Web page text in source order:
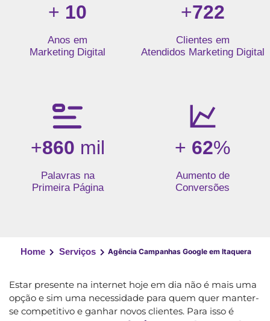
+ 10
Anos em
Marketing Digital
+722
Clientes em
Atendidos Marketing Digital
+860 mil
Palavras na
Primeira Página
+ 62%
Aumento de
Conversões
Home Serviços Agência Campanhas Google em Itaquera
Estar presente na internet hoje em dia não é mais uma
opção e sim uma necessidade para quem quer manter-
se competitivo e ganhar novos clientes. Para isso é